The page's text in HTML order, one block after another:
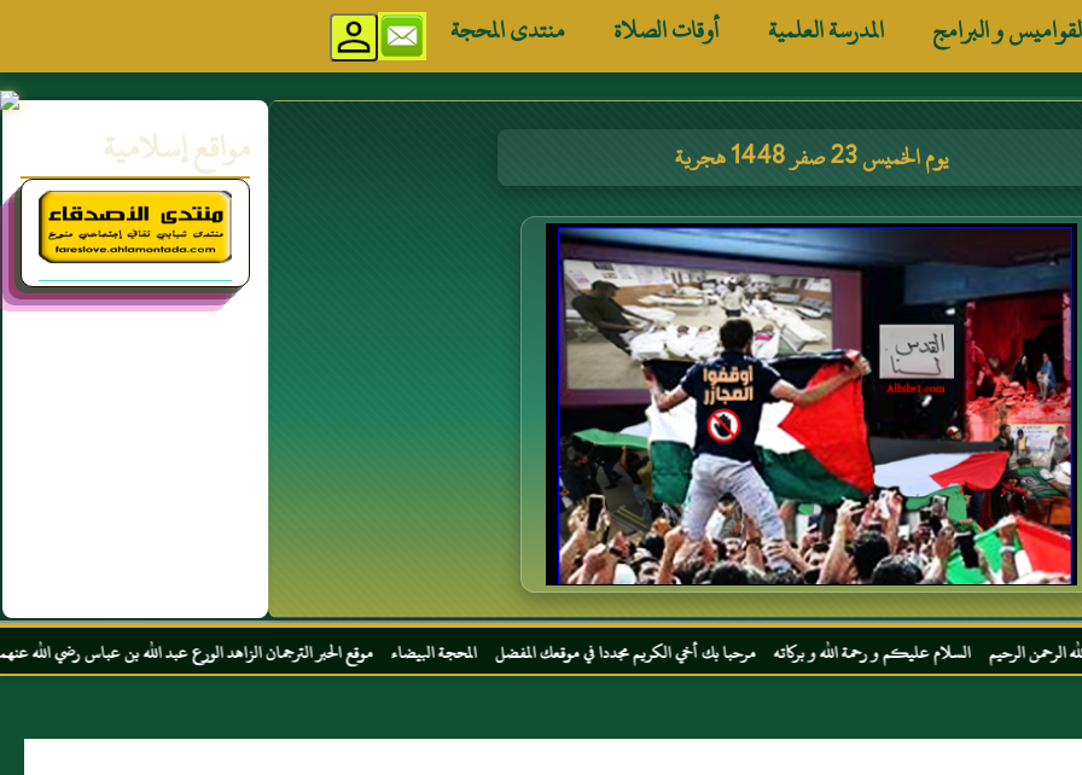
و البرامج المدرسة العلمية أوقات الصلاة منتدى المحجة
يوم الخميس 23 صفر 1448 هجرية مواقع إسلامية
عليكم و رحمة الله و بركاته مرحبا بك أخي الكريم مجددا في موقعك المفضل المحجة البيضاء موقع الحبر الترجمان الزاهد الورع عبد الله بن عباس رضي الله عنهما